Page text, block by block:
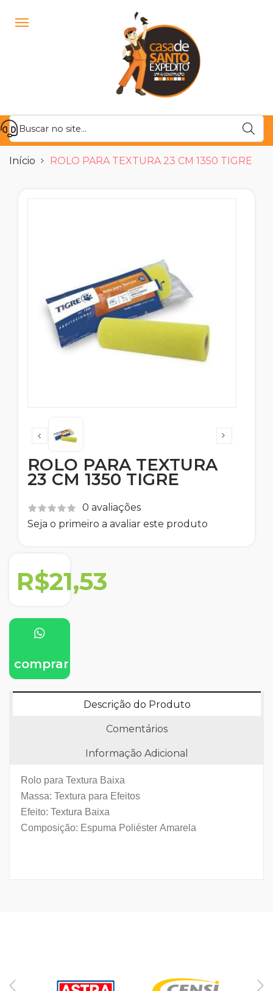
Início ROLO PARA TEXTURA 23 CM 1350 TIGRE
ROLO PARA TEXTURA
23 CM 1350 TIGRE
0 avaliações
Seja o primeiro a avaliar este produto
R$21,53
comprar
Descrição do Produto
Comentários
Informação Adicional
Rolo para Textura Baixa
Massa: Textura para Efeitos
Efeito: Textura Baixa
Composição: Espuma Poliéster Amarela